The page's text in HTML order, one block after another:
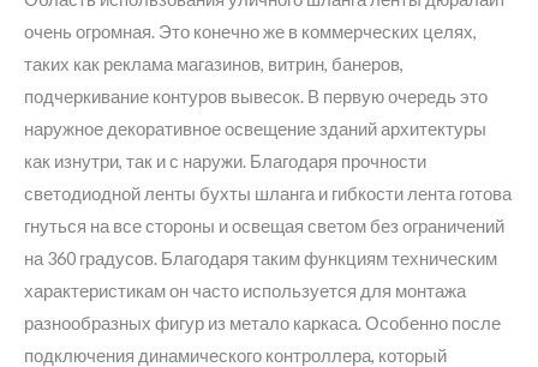
составляла
3
100,00 грн..
2
500,00 грн..
очень огромная. Это конечно же в коммерческих целях,
таких как реклама магазинов, витрин, банеров,
подчеркивание контуров вывесок. В первую очередь это
наружное декоративное освещение зданий архитектуры
как изнутри, так и с наружи. Благодаря прочности
светодиодной ленты бухты шланга и гибкости лента готова
гнуться на все стороны и освещая светом без ограничений
на 360 градусов. Благодаря таким функциям техническим
характеристикам он часто используется для монтажа
разнообразных фигур из метало каркаса. Особенно после
подключения динамического контроллера, который